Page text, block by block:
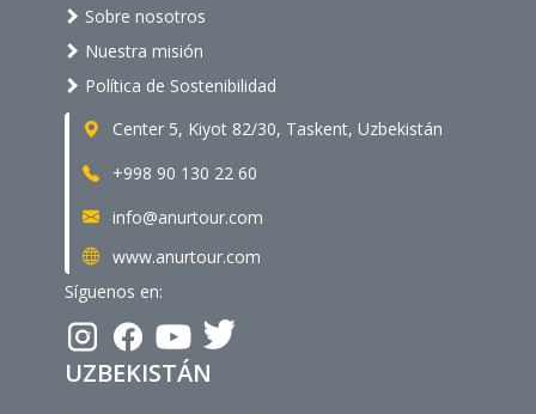
Sobre nosotros
Nuestra misión
Política de Sostenibilidad
Center 5, Kiyot 82/30, Taskent, Uzbekistán
+998 90 130 22 60
info@anurtour.com
www.anurtour.com
Síguenos en:
UZBEKISTÁN